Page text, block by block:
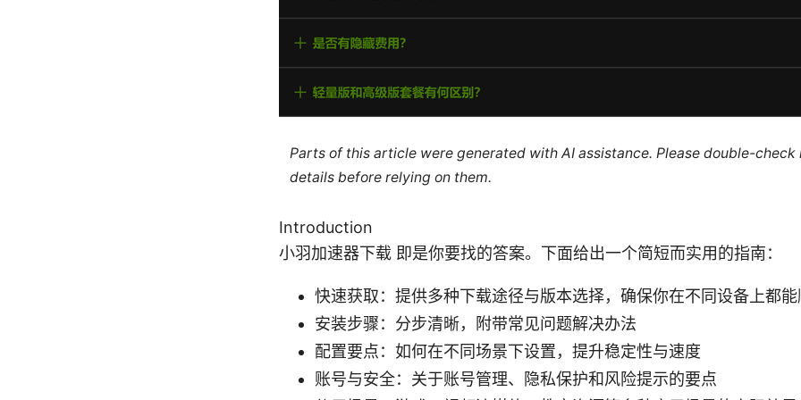
Parts of this article were generated with AI assistance. Please double-
details before relying on them.
Introduction
小羽加速器下载 即是你要找的答案。下面给出一个简短而实用的指南：
快速获取：提供多种下载途径与版本选择，确保你在不同设备上都
安装步骤：分步清晰，附带常见问题解决办法
配置要点：如何在不同场景下设置，提升稳定性与速度
账号与安全：关于账号管理、隐私保护和风险提示的要点